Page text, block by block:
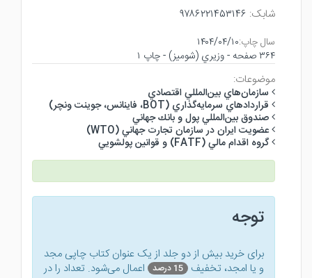
شابک: ۹۷۸۶۲۲۱۴۵۳۱۴۶
سال چاپ:۱۴۰۴/۰۴/۱۰
۳۶۴ صفحه - وزيري (شوميز) - چاپ ۱
موضوعات:
سازمان‌هاي بين‌المللي اقتصادي
قراردادهاي سرمايه‌گذاري (BOT، فاينانس، جوينت ونچر)
صندوق بين‌المللي پول و بانك جهاني
عضويت ايران در سازمان تجارت جهاني (WTO)
گروه اقدام مالي (FATF) و قوانين پولشويي
توجه
برای خرید بیش از دو جلد از یک عنوان کتاب‌ چاپی مجد
و یا امجد، تخفیف 15 درصد
اعمال می‌شود. تعداد را در